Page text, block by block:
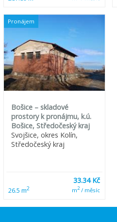
Pronájem
Bošice – skladové
prostory k pronájmu, k.ú.
Bošice, Středočeský kraj
Svojšice, okres Kolín,
Středočeský kraj
26.5 m2
33.34 Kč
m2/ měsíc